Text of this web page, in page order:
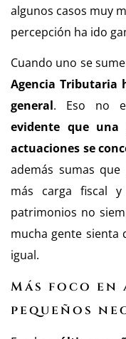
algunos casos muy
percepción ha ido
Cuando uno se
Agencia Tributaria
general. Eso no
evidente que
actuaciones se
además sumas
más carga fiscal
patrimonios no
mucha gente sienta
igual.
Más foco en
pequeños